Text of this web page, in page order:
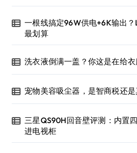
一根线搞定96W供电+6K输出
最划算
洗衣液倒满一盖？你这是在给衣
宠物美容吸尘器，是智商税还
三星QS90H回音壁评测：内置
进电视柜